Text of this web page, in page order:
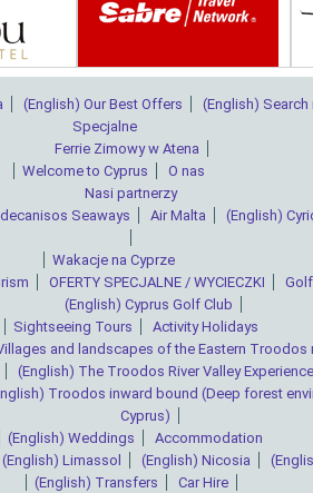
(English) Our Best Offers (English) Search
Specjalne
Ferrie Zimowy w Atena
Welcome to Cyprus
O nas
Νasi partnerzy
Seaways Air Malta (English)
Wakacje na Cyprze
OFERTY SPECJALNE / WYCIECZKI
Golf
(English) Cyprus Golf Club
Sightseeing Tours
Activity Holidays
and landscapes of the Eastern Troodos
(English) The Troodos River Valley Experience
Troodos inward bound (Deep forest
Cyprus)
(English) Weddings
Accommodation
(English) Limassol (English) Nicosia
(English) Transfers
Car Hire